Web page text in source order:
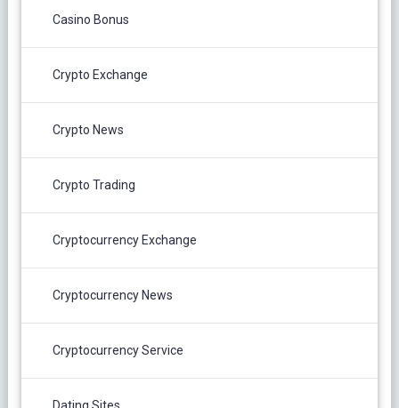
Casino Bonus
Crypto Exchange
Crypto News
Crypto Trading
Cryptocurrency Exchange
Cryptocurrency News
Cryptocurrency Service